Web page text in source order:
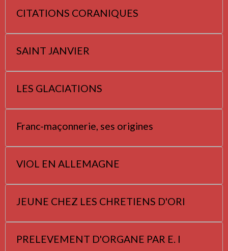
CITATIONS CORANIQUES
SAINT JANVIER
LES GLACIATIONS
Franc-maçonnerie, ses origines
VIOL EN ALLEMAGNE
JEUNE CHEZ LES CHRETIENS D'ORI
PRELEVEMENT D'ORGANE PAR E. I